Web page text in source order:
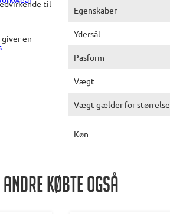
til
en
Egenskaber
Ydersål
Pasform
Vægt
Vægt gælder for størrelse
Køn
Andre købte også